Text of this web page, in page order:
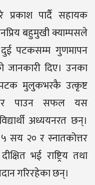
प्रकाश पार्दै सहायक
बहुमुखी क्याम्पसले
दुई पटकसम्म गुणमापन
जानकारी दिए। उनका
पटक मुलुकभरकै उत्कृष्ट
पाउन सफल यस
अध्ययनरत छन्।
सय २० र स्नातकोत्तर
भई राष्ट्रिय तथा
गरिरहेका छन्।